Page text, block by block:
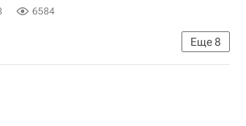
6584
Еще8
операция на Украине